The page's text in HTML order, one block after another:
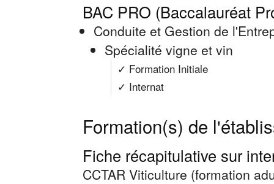
BAC PRO (Baccalauréat
Conduite et Gestion de
Spécialité vigne et vin
✓ Formation Initiale
✓ Internat
Formation(s) de
Fiche récapitulative sur
CCTAR Viticulture (formation